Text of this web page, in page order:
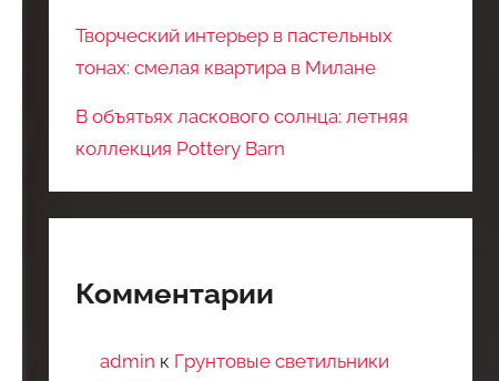
Творческий интерьер в пастельных
тонах: смелая квартира в Милане
В объятьях ласкового солнца: летняя
коллекция Pottery Barn
Комментарии
admin к Грунтовые светильники